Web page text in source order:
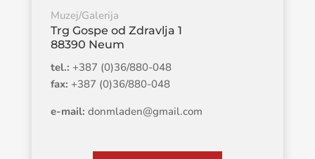
Muzej/Galerija
Trg Gospe od Zdravlja 1
88390 Neum
tel.: +387 (0)36/880-048
fax: +387 (0)36/880-048
e-mail: donmladen@gmail.com